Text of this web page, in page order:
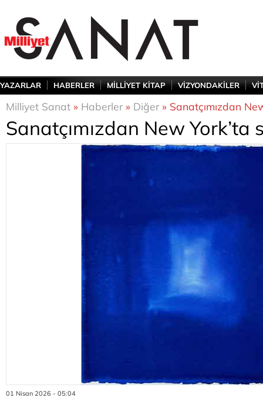
YAZARLAR HABERLER MİLLİYET KİTAP VİZYONDAKİLER
Milliyet Sanat » Haberler» Diğer» Sanatçımızdan
Sanatçımızdan New York’ta
01 Nisan 2026 - 05:04